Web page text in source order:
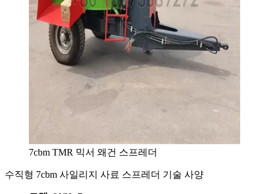
7cbm TMR 믹서 왜건 스프레더
수직형 7cbm 사일리지 사료 스프레더 기술 사양